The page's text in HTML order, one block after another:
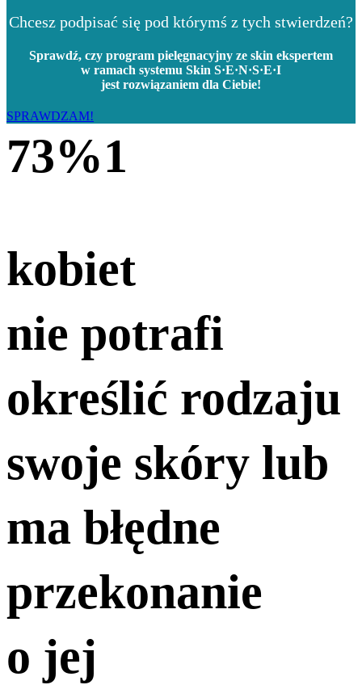
Chcesz podpisać się pod którymś z tych stwierdzeń?
Sprawdź, czy program pielęgnacyjny ze skin ekspertem
w ramach systemu Skin S·E·N·S·E·I
jest rozwiązaniem dla Ciebie!
SPRAWDZAM!
73%1
kobiet
nie potrafi
określić rodzaju
swoje skóry lub
ma błędne
przekonanie
o jej